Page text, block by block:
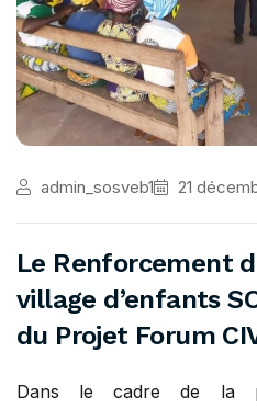
admin_sosveb1 21
Le Renforcement
village d’enfants
du Projet Forum
Dans le cadre de la